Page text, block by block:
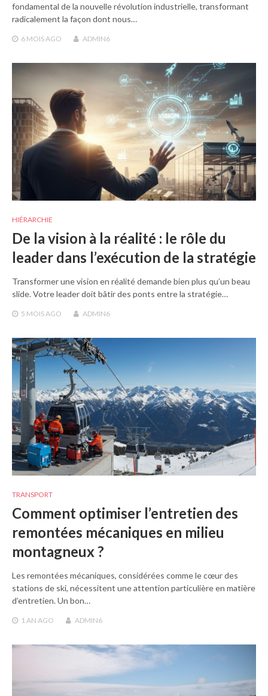
fondamental de la nouvelle révolution industrielle, transformant
radicalement la façon dont nous…
6 MOIS AGO ADMIN6
HIÉRARCHIE
De la vision à la réalité : le rôle du
leader dans l’exécution de la stratégie
Transformer une vision en réalité demande bien plus qu’un beau
slide. Votre leader doit bâtir des ponts entre la stratégie…
5 MOIS AGO ADMIN6
TRANSPORT
Comment optimiser l’entretien des
remontées mécaniques en milieu
montagneux ?
Les remontées mécaniques, considérées comme le cœur des
stations de ski, nécessitent une attention particulière en matière
d’entretien. Un bon…
1 AN AGO ADMIN6